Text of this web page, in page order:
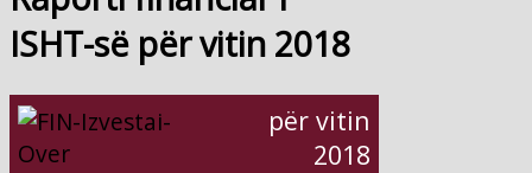
ISHT-së për vitin 2018
për vitin
2018